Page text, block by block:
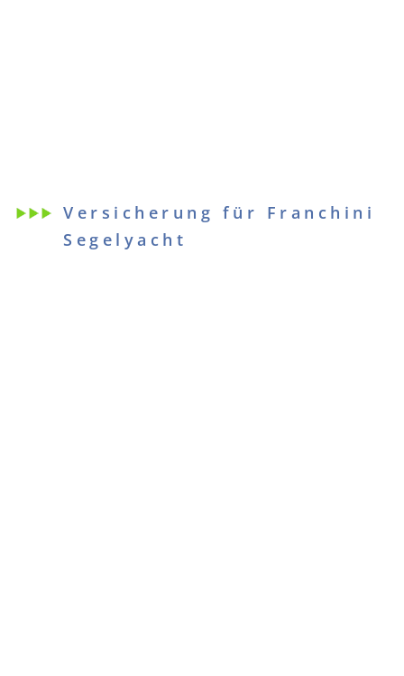
Versicherung für Franchini
Segelyacht